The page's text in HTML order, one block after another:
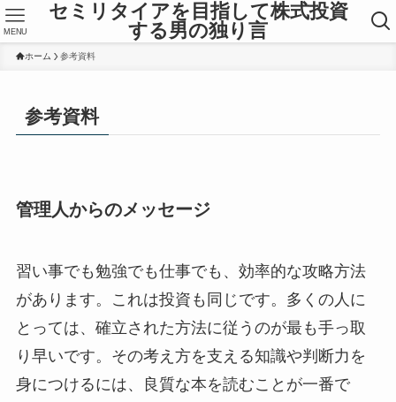
セミリタイアを目指して株式投資
する男の独り言
MENU
ホーム 参考資料
参考資料
管理人からのメッセージ
習い事でも勉強でも仕事でも、効率的な攻略方法
があります。これは投資も同じです。多くの人に
とっては、確立された方法に従うのが最も手っ取
り早いです。その考え方を支える知識や判断力を
身につけるには、良質な本を読むことが一番で